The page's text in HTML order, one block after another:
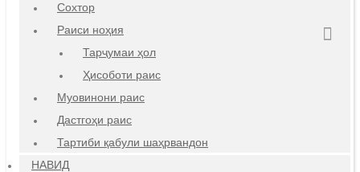
Сохтор
Раиси ноҳия
Тарҷумаи ҳол
Ҳисоботи раис
Муовинони раис
Дастгоҳи раис
Тартиби қабули шаҳрвандон
НАВИД